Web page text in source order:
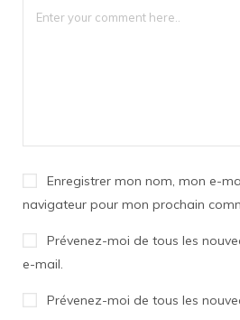
Enregistrer mon nom, mon e-
navigateur pour mon prochain
Prévenez-moi de tous les
e-mail.
Prévenez-moi de tous les